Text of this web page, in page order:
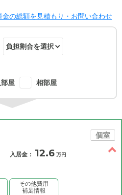
金の総額を見積もり・お問い合わせ
屋 相部屋
個室
入居金： 12.6 万円
その他費用
補足情報